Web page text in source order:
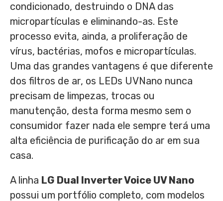
condicionado, destruindo o DNA das
micropartículas e eliminando-as. Este
processo evita, ainda, a proliferação de
vírus, bactérias, mofos e micropartículas.
Uma das grandes vantagens é que diferente
dos filtros de ar, os LEDs UVNano nunca
precisam de limpezas, trocas ou
manutenção, desta forma mesmo sem o
consumidor fazer nada ele sempre terá uma
alta eficiência de purificação do ar em sua
casa.
A linha LG Dual Inverter Voice UV Nano
possui um portfólio completo, com modelos